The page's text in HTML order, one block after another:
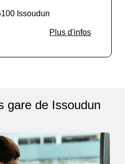
Issoudun
Plus d'infos
gare de Issoudun